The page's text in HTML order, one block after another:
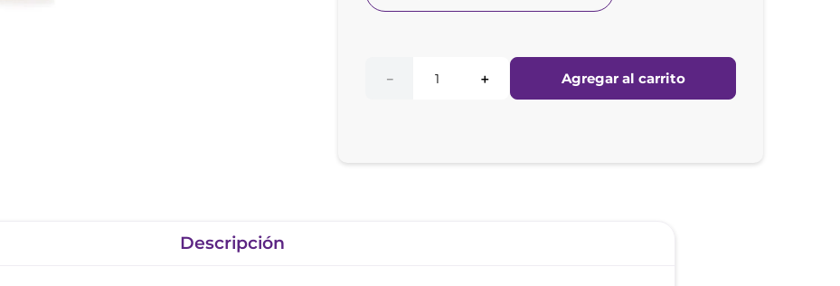
＋
－ Agregar al carrito
Descripción